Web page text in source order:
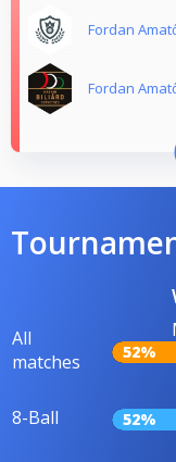
Fordan
Fordan
All
matches
52%
8-Ball 52%